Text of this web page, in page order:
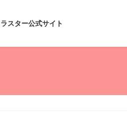
ラスター公式サイト